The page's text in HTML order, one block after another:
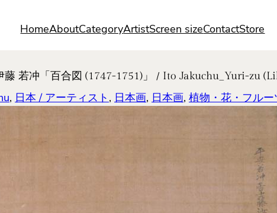
HomeAboutCategoryArtistScreen sizeContactStore
藤 若冲「百合図 (1747-1751)」 / Ito Jakuchu_Yuri-zu
, 日本 / アーティスト , 日本画, 日本画, 植物・花・フルー